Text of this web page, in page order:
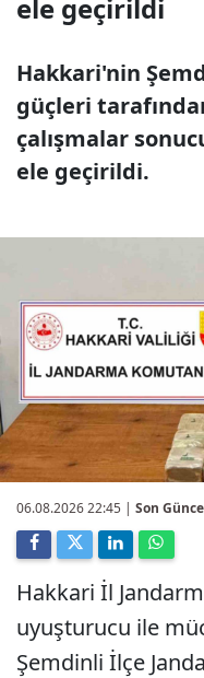
ele geçirildi
Hakkari'nin
güçleri
çalışmalar
ele geçirildi.
06.08.2026 22:45 | Son
Hakkari İl
uyuşturucu ile
Şemdinli İlçe